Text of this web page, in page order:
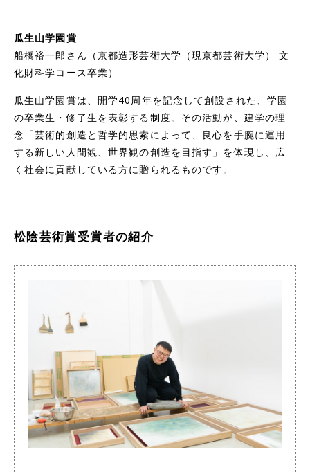
瓜生山学園賞
船橋裕一郎さん（京都造形芸術大学（現京都芸術大学） 文
化財科学コース卒業）
瓜生山学園賞は、開学40周年を記念して創設された、学園
の卒業生・修了生を表彰する制度。その活動が、建学の理
念「芸術的創造と哲学的思索によって、良心を手腕に運用
する新しい人間観、世界観の創造を目指す」を体現し、広
く社会に貢献している方に贈られるものです。
松陰芸術賞受賞者の紹介